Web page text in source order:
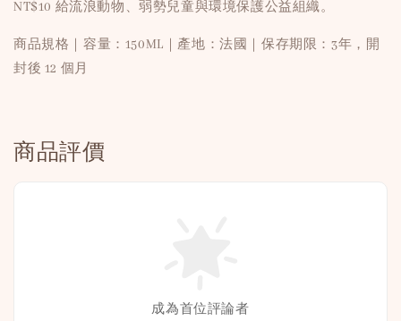
NT$10 給流浪動物、弱勢兒童與環境保護公益組織。
商品規格｜容量：150ML｜產地：法國｜保存期限：3年，開
封後 12 個月
商品評價
成為首位評論者